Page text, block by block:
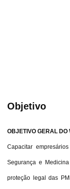
Objetivo
OBJETIVO GERAL DO
Capacitar
Segurança e
proteção legal das